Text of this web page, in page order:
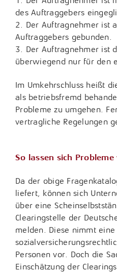
des Auftraggebers
2. Der Auftragnehmer ist
Auftraggebers gebunden.
3. Der Auftragnehmer ist
überwiegend nur für den
Im Umkehrschluss heißt
als betriebsfremd
Probleme zu umgehen.
vertragliche Regelungen
So lassen sich Probleme
Da der obige
liefert, können sich
über eine
Clearingstelle der
melden. Diese nimmt eine
Personen vor. Doch die
Einschätzung der